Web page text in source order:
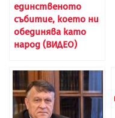
единственото
събитие, което ни
обединява като
народ (ВИДЕО)